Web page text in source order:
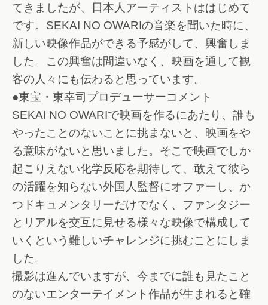
てきましたが、日本人アーティストははじめて
です。SEKAI NO OWARIの音楽を聞いた時に、
新しい映像作品ができる予感がして、興奮しま
した。この興奮は間違いなく、映画を通して観
客の人々にも伝わると思っています。
●東宝・東幸司プロデューサーコメント
SEKAI NO OWARIで映画を作るにあたり、誰も
やったことのないことに挑まないと、映画をや
る意味がないと思いました。そこで映画でしか
起こりえない化学反応を期待して、敢えて彼ら
の活躍を知らない外国人監督にオファーし、か
つドキュメンタリーだけでなく、ファンタジー
とリアルを交互に見せる様々な映像で構成して
いくという難しいチャレンジに挑むことにしま
した。
撮影は進んでいますが、今までに誰も見たこと
のないエンターテイメント作品が生まれると確